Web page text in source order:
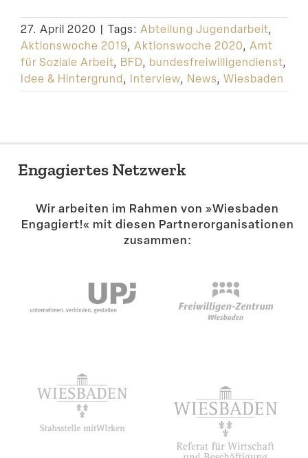
Suche
27. April 2020 | Tags: Abteilung Jugendarbeit,
Aktionswoche 2019, Aktionswoche 2020, Amt
für Soziale Arbeit, BFD, bundesfreiwilligendienst,
Idee & Hintergrund, Interview, News, Wiesbaden
Engagiertes Netzwerk
Wir arbeiten im Rahmen von »Wiesbaden
Engagiert!« mit diesen Partner­or­ga­ni­sa­tionen
zusammen: